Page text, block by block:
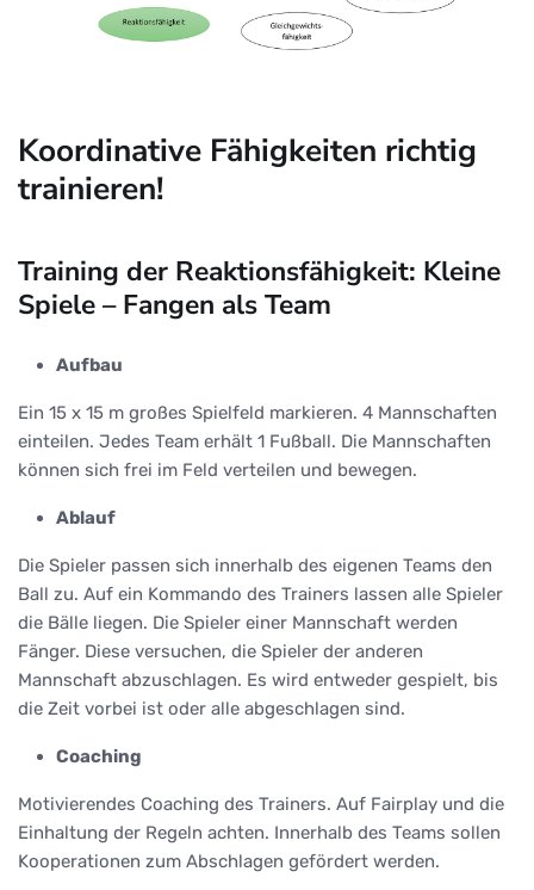
Koordinative Fähigkeiten richtig
trainieren!
Training der Reaktionsfähigkeit: Kleine
Spiele – Fangen als Team
Aufbau
Ein 15 x 15 m großes Spielfeld markieren. 4 Mannschaften
einteilen. Jedes Team erhält 1 Fußball. Die Mannschaften
können sich frei im Feld verteilen und bewegen.
Ablauf
Die Spieler passen sich innerhalb des eigenen Teams den
Ball zu. Auf ein Kommando des Trainers lassen alle Spieler
die Bälle liegen. Die Spieler einer Mannschaft werden
Fänger. Diese versuchen, die Spieler der anderen
Mannschaft abzuschlagen. Es wird entweder gespielt, bis
die Zeit vorbei ist oder alle abgeschlagen sind.
Coaching
Motivierendes Coaching des Trainers. Auf Fairplay und die
Einhaltung der Regeln achten. Innerhalb des Teams sollen
Kooperationen zum Abschlagen gefördert werden.